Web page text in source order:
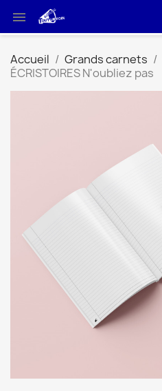

Accueil Grands carnets
ÉCRISTOIRES N'oubliez pas